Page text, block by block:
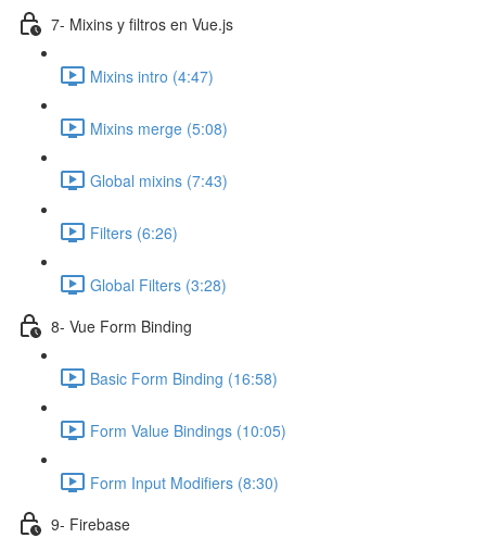
7- Mixins y filtros en Vue.js
Mixins intro (4:47)
Mixins merge (5:08)
Global mixins (7:43)
Filters (6:26)
Global Filters (3:28)
8- Vue Form Binding
Basic Form Binding (16:58)
Form Value Bindings (10:05)
Form Input Modifiers (8:30)
9- Firebase